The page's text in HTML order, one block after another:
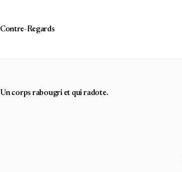
Contre-Regards
Un corps rabougri et qui radote.